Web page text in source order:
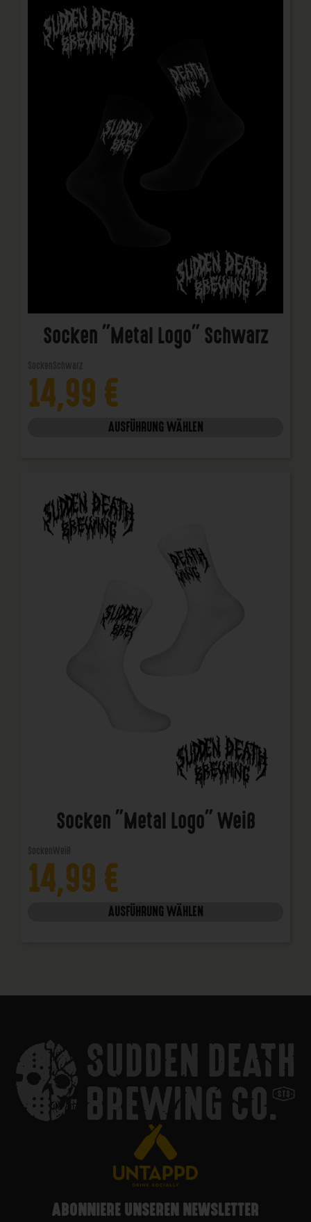
Socken "Metal Logo" Schwarz
14,99 €
AUSFÜHRUNG WÄHLEN
Socken "Metal Logo" Weiß
14,99 €
AUSFÜHRUNG WÄHLEN
ABONNIERE UNSEREN NEWSLETTER